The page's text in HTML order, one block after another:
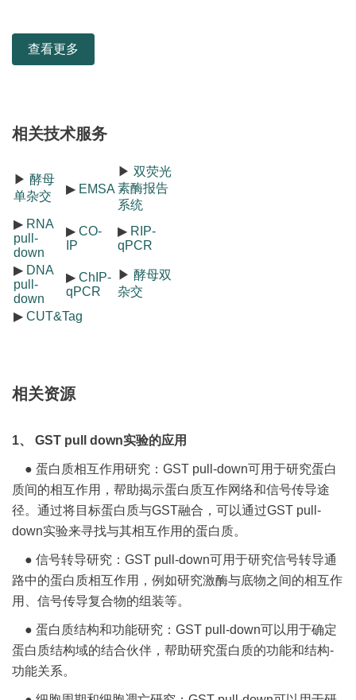
查看更多
相关技术服务
▶ 酵母
单杂交
▶ EMSA
▶ 双荧光
素酶报告
系统
▶ RNA
pull-
down
▶ CO-
IP
▶ RIP-
qPCR
▶ DNA
pull-
down
▶ ChIP-
qPCR
▶ 酵母双
杂交
▶ CUT&Tag
相关资源
1、 GST pull down实验的应用
● 蛋白质相互作用研究：GST pull-down可用于研究蛋白
质间的相互作用，帮助揭示蛋白质互作网络和信号传导途
径。通过将目标蛋白质与GST融合，可以通过GST pull-
down实验来寻找与其相互作用的蛋白质。
● 信号转导研究：GST pull-down可用于研究信号转导通
路中的蛋白质相互作用，例如研究激酶与底物之间的相互作
用、信号传导复合物的组装等。
● 蛋白质结构和功能研究：GST pull-down可以用于确定
蛋白质结构域的结合伙伴，帮助研究蛋白质的功能和结构-
功能关系。